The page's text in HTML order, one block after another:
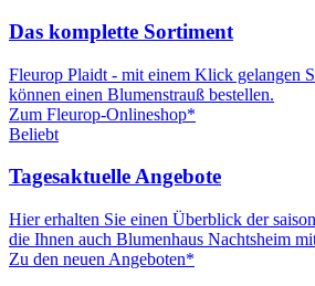
Das komplette Sortiment
Fleurop Plaidt - mit einem Klick gelangen
können einen Blumenstrauß bestellen.
Zum Fleurop-Onlineshop*
Beliebt
Tagesaktuelle Angebote
Hier erhalten Sie einen Überblick der
die Ihnen auch Blumenhaus Nachtsheim
Zu den neuen Angeboten*